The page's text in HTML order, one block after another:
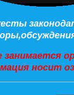
занимается
носит